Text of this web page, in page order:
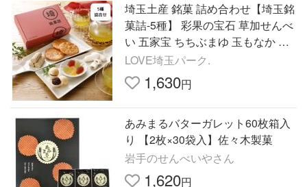
埼玉土産 銘菓 詰め合わせ【埼玉銘
菓詰-5種】 彩果の宝石 草加せんべ
い 五家宝 ちちぶまゆ 玉もなか 帰
省土産 ギフト 手土産 お中元
LOVE埼玉パーク.
1,630円
あみまるバターガレット60枚箱入
り 【2枚×30袋入】佐々木製菓
岩手のせんべいやさん
1,620円